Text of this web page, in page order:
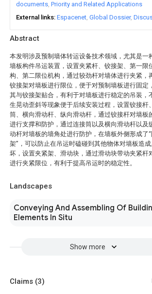
Abstract
本发明涉及预制墙体转运设备技术领域，尤其是一
墙板构件吊运装置，设置夹紧杆、铰接架、第一限
构、第二限位机构，通过较劲杆对墙体进行夹紧，
铰接架对墙板进行限位，便于对预制墙板进行固定
其与铰接架贴合，有利于对墙板进行稳定的吊装，
生晃动歪斜等现象便于后续安装过程，设置铰接杆
筒、横向滑动杆、纵向滑动杆，通过铰接杆对墙板
进行支撑和防护，通过连接筒以及横向滑动杆以及
动杆对墙板的墙角处进行防护，在墙板外侧形成了
架”，可以防止在吊运时磕碰到其他物体对墙板造
坏，设置夹紧架、滑动块，通过滑动块带动夹紧杆
进行夹紧限位，有利于提高吊运时的稳定性。
Landscapes
Conveying And Assembling Of
Elements In Situ
Show more
documents Priority and Related Applications
External links Espacenet Global Dossier
Claims (3)